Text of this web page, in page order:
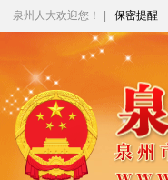
泉州人大欢迎您！ 保密提醒